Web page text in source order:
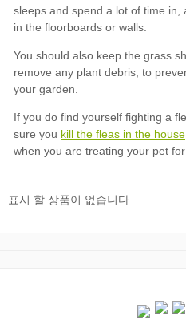
kill the fleas in the house
표시 할 상품이 없습니다